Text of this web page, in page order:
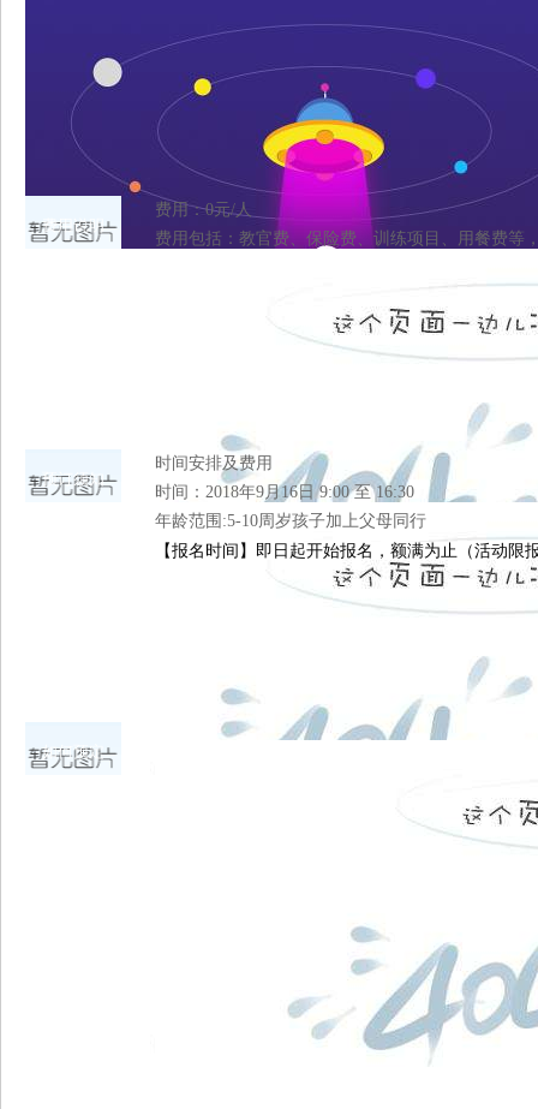
费用说明
费用：0元/人
费用包括：教官费、保险费、训练项目、用餐费等
预订须知
时间安排及费用
时间：2018年9月16日 9:00 至 16:30
年龄范围:5-10周岁孩子加上父母同行
【报名时间】即日起开始报名，额满为止（活动限
如何预定